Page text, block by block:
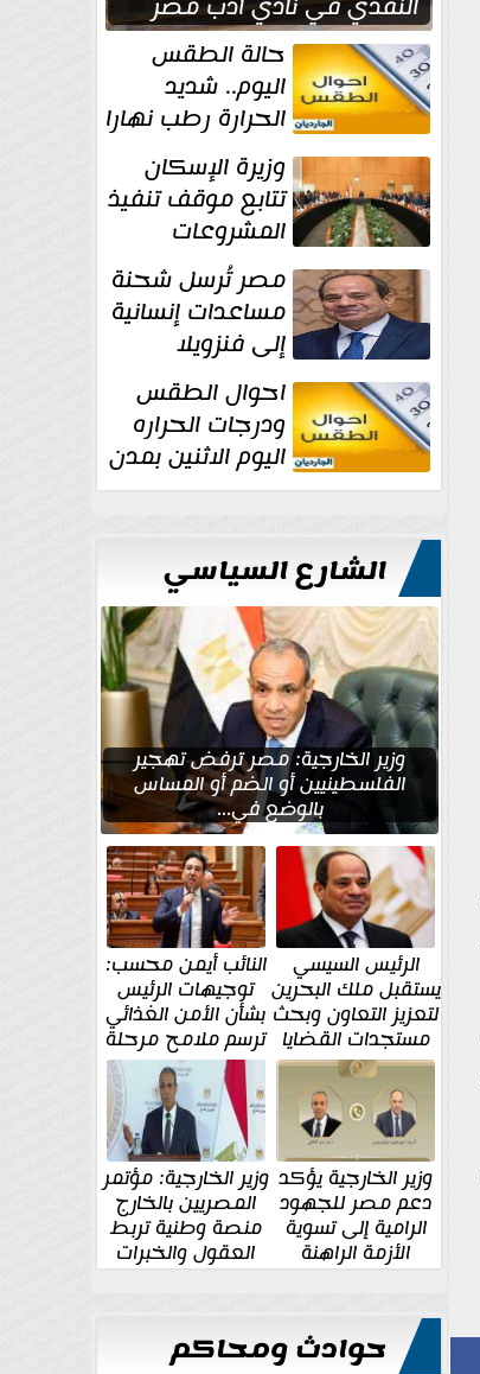
الجديدة حالة الطقس
اليوم.. شديد
الحرارة رطب نهارا
مائل للحرارة رطب
ليلا.. و... وزيرة الإسكان
تتابع موقف تنفيذ
المشروعات
والخطة
الاستثمارية للجهاز المركزي
للتعمير
مصر تُرسل شحنة
مساعدات إنسانية
إلى فنزويلا
احوال الطقس
ودرجات الحراره
اليوم الاثنين بمدن
مصر...المحسوسة
الشارع السياسي
وزير الخارجية: مصر ترفض تهجير
الفلسطينيين أو الضم أو المساس
بالوضع في...
الرئيس السيسي
يستقبل ملك البحرين
لتعزيز التعاون وبحث
مستجدات القضايا
الإقليمية والدولية
النائب أيمن محسب:
توجيهات الرئيس
بشأن الأمن الغذائي
ترسم ملامح مرحلة
جديدة
وزير الخارجية يؤكد
دعم مصر للجهود
الرامية إلى تسوية
الأزمة الراهنة
وزير الخارجية: مؤتمر
المصريين بالخارج
منصة وطنية تربط
العقول والخبرات
المصرية بالدولة
حوادث ومحاكم